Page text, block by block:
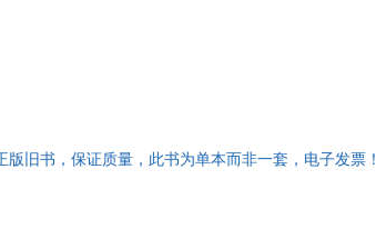
旧书，保证质量，此书为单本而非一套，电子发票！